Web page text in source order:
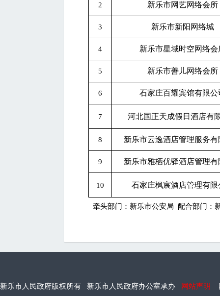
2 新乐市网艺网络会所
3 新乐市新阳网络城
4 新乐市星域时空网络会
5 新乐市善儿网络会所
6 石家庄百耀宾馆有限公
7 河北国正天成假日酒店有
8 新乐市云逸酒店管理服务有
9 新乐市雅栖优驿酒店管理有
10 石家庄枫宸酒店管理有限
牵头部门：新乐市公安局 配合部门：